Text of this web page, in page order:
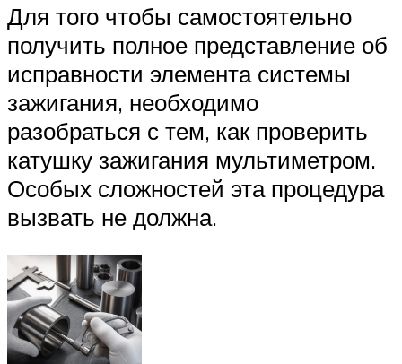
Для того чтобы самостоятельно
получить полное представление об
исправности элемента системы
зажигания, необходимо
разобраться с тем, как проверить
катушку зажигания мультиметром.
Особых сложностей эта процедура
вызвать не должна.